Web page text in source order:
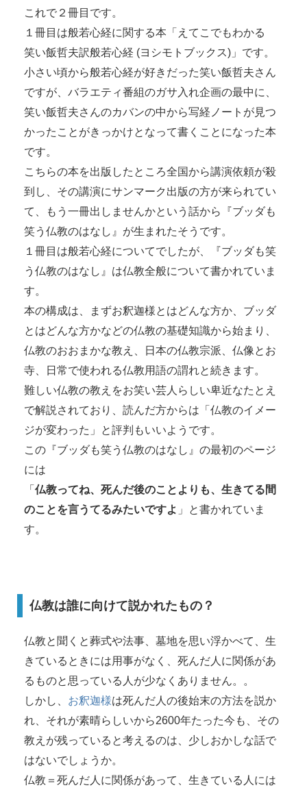
これで２冊目です。
１冊目は般若心経に関する本「えてこでもわかる
笑い飯哲夫訳般若心経 (ヨシモトブックス)」です。
小さい頃から般若心経が好きだった笑い飯哲夫さん
ですが、バラエティ番組のガサ入れ企画の最中に、
笑い飯哲夫さんのカバンの中から写経ノートが見つ
かったことがきっかけとなって書くことになった本
です。
こちらの本を出版したところ全国から講演依頼が殺
到し、その講演にサンマーク出版の方が来られてい
て、もう一冊出しませんかという話から『ブッダも
笑う仏教のはなし』が生まれたそうです。
１冊目は般若心経についてでしたが、『ブッダも笑
う仏教のはなし』は仏教全般について書かれていま
す。
本の構成は、まずお釈迦様とはどんな方か、ブッダ
とはどんな方かなどの仏教の基礎知識から始まり、
仏教のおおまかな教え、日本の仏教宗派、仏像とお
寺、日常で使われる仏教用語の謂れと続きます。
難しい仏教の教えをお笑い芸人らしい卑近なたとえ
で解説されており、読んだ方からは「仏教のイメー
ジが変わった」と評判もいいようです。
この『ブッダも笑う仏教のはなし』の最初のページ
には
「 仏教ってね、死んだ後のことよりも、生きてる間
のことを言うてるみたいですよ 」と書かれていま
す。
仏教は誰に向けて説かれたもの？
仏教と聞くと葬式や法事、墓地を思い浮かべて、生
きているときには用事がなく、死んだ人に関係があ
るものと思っている人が少なくありません。。
しかし、 お釈迦様は死んだ人の後始末の方法を説か
れ、それが素晴らしいから2600年たった今も、その
教えが残っていると考えるのは、少しおかしな話で
はないでしょうか。
仏教＝死んだ人に関係があって、生きている人には